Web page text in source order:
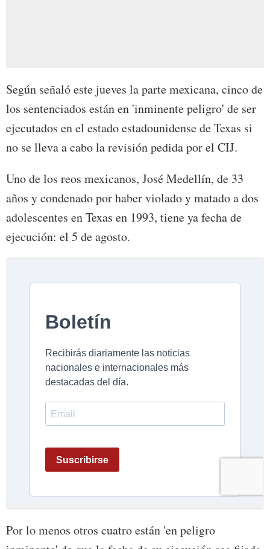
Según señaló este jueves la parte mexicana, cinco de
los sentenciados están en 'inminente peligro' de ser
ejecutados en el estado estadounidense de Texas si
no se lleva a cabo la revisión pedida por el CIJ.
Uno de los reos mexicanos, José Medellín, de 33
años y condenado por haber violado y matado a dos
adolescentes en Texas en 1993, tiene ya fecha de
ejecución: el 5 de agosto.
Por lo menos otros cuatro están 'en peligro